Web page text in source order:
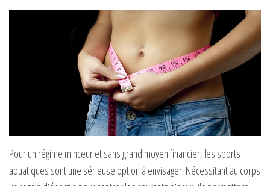
Pour un régime minceur et sans grand moyen financier, les sports
aquatiques sont une sérieuse option à envisager. Nécessitant au corps